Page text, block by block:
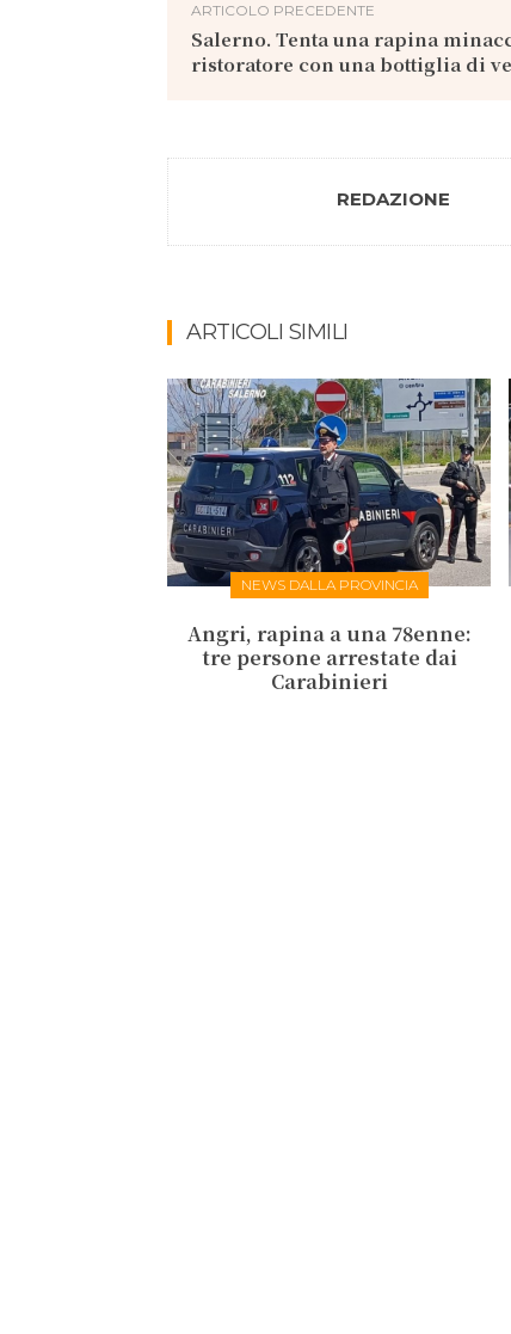
ARTICOLO PRECEDENTE
Salerno. Tenta una rapina
ristoratore con una bottiglia di
REDAZIONE
ARTICOLI SIMILI
NEWS DALLA PROVINCIA
Angri, rapina a una 78enne:
tre persone arrestate dai
Carabinieri